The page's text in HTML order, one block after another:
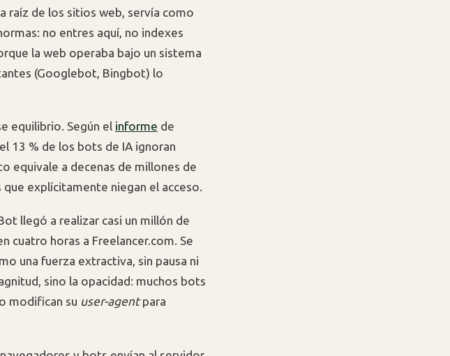
raíz de los sitios web, servía como
no entres aquí, no indexes
la web operaba bajo un sistema
(Googlebot, Bingbot) lo
equilibrio. Según el informe de
13 % de los bots de IA ignoran
equivale a decenas de millones de
explícitamente niegan el acceso.
llegó a realizar casi un millón de
cuatro horas a Freelancer.com. Se
una fuerza extractiva, sin pausa ni
sino la opacidad: muchos bots
modifican su user-agentpara